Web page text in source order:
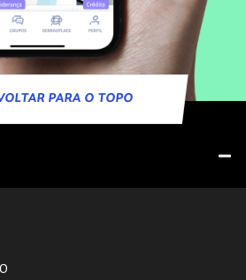
PARA O TOPO